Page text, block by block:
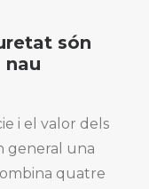
són
nau
i el valor dels
general una
quatre